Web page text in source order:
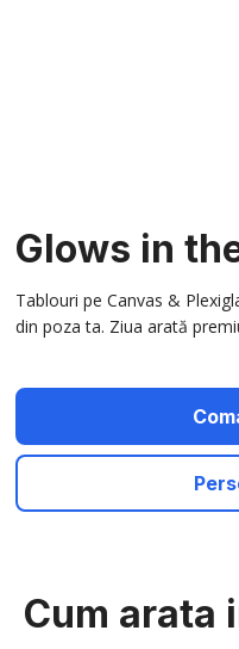
Glows in
Tablouri pe Canvas &
din poza ta. Ziua arată
Cum arata